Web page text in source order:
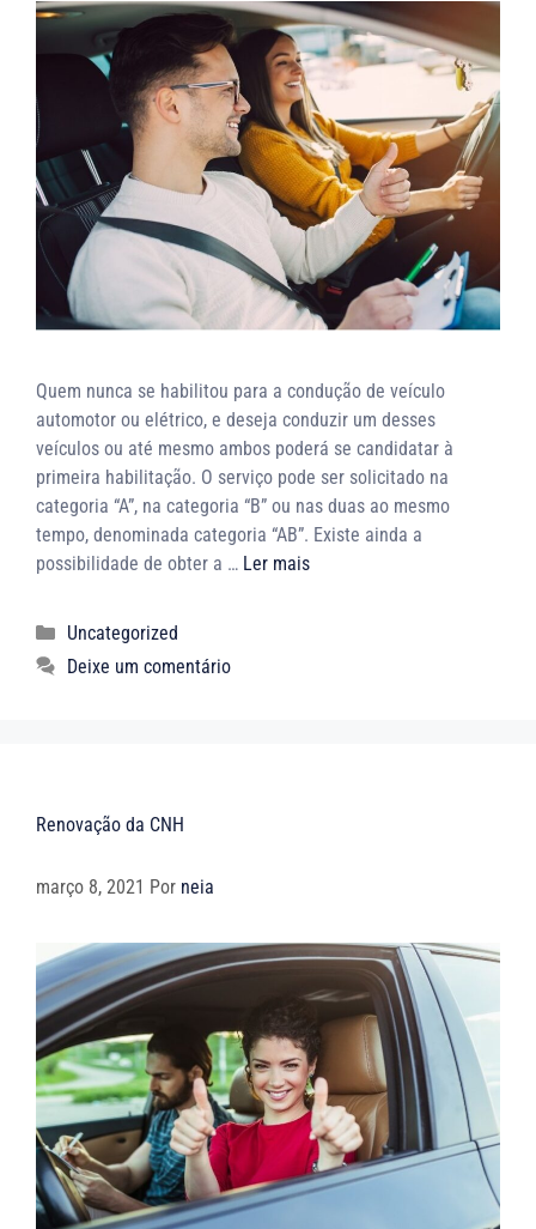
Quem nunca se habilitou para a condução de veículo
automotor ou elétrico, e deseja conduzir um desses
veículos ou até mesmo ambos poderá se candidatar à
primeira habilitação. O serviço pode ser solicitado na
categoria “A”, na categoria “B” ou nas duas ao mesmo
tempo, denominada categoria “AB”. Existe ainda a
possibilidade de obter a … Ler mais
Uncategorized
Deixe um comentário
Renovação da CNH
março 8, 2021 Por neia